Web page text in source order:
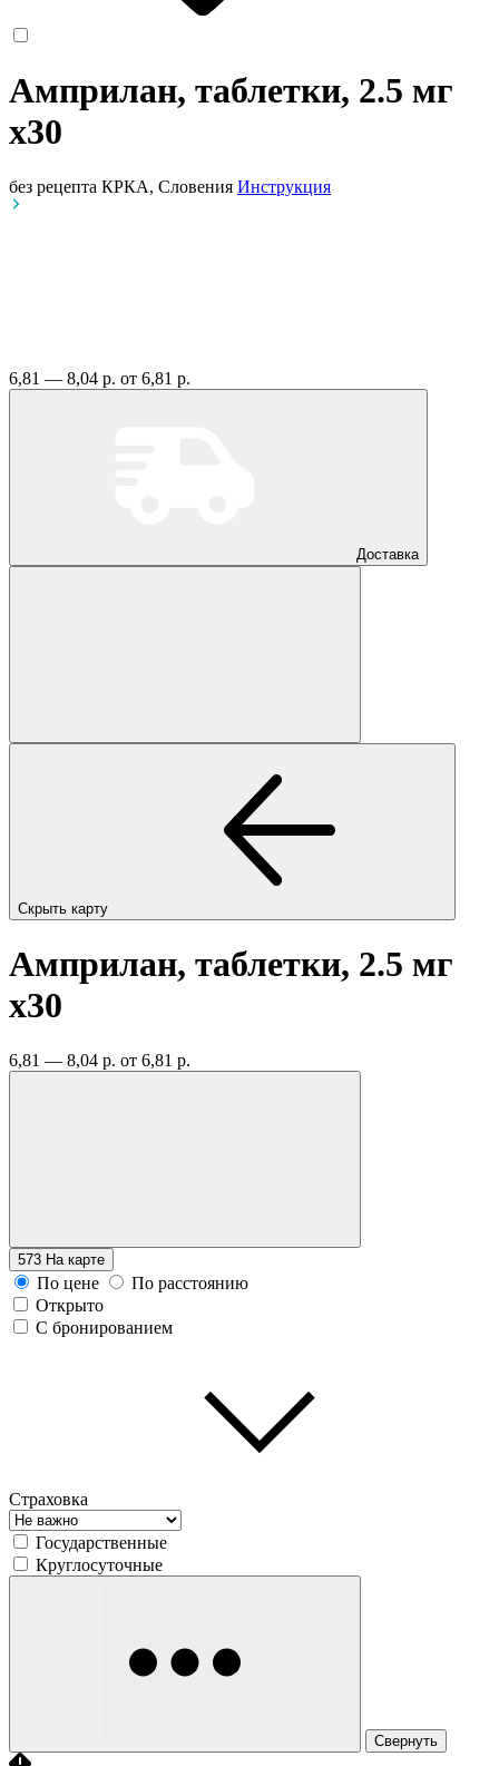
Амприлан, таблетки, 2.5 мг
x30
без рецепта КРКА, Словения Инструкция
6,81 — 8,04 р. от 6,81 р.
Доставка
Скрыть карту
Амприлан, таблетки, 2.5 мг
x30
6,81 — 8,04 р. от 6,81 р.
573 На карте
По цене
По расстоянию
Открыто
С бронированием
Страховка
Государственные
Круглосуточные
Свернуть